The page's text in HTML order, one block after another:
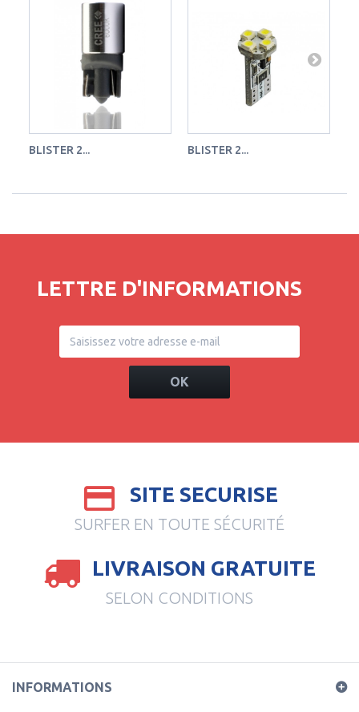
BLISTER 2... BLISTER 2...
LETTRE D'INFORMATIONS
OK
SITE SECURISE
SURFER EN TOUTE SÉCURITÉ
LIVRAISON GRATUITE
SELON CONDITIONS
INFORMATIONS